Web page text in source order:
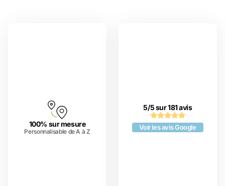
100% sur mesure
Personnalisable de A à Z
5/5 sur 181 avis
Voir les avis Google